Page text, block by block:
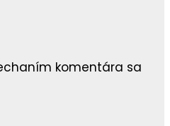
komentára sa